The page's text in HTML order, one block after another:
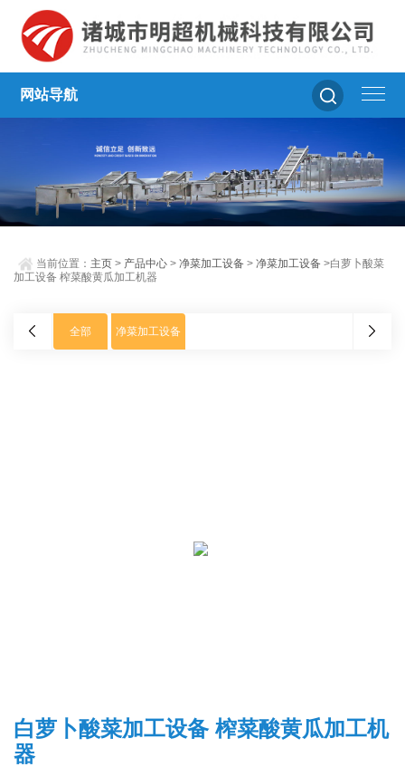
网站导航
当前位置： 主页 > 产品中心 >净菜加工设备 >净菜加工设备 >白萝卜酸菜
加工设备 榨菜酸黄瓜加工机器
全部 净菜加工设备
白萝卜酸菜加工设备 榨菜酸黄瓜加工机
器